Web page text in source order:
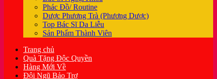
Phác Đồ/ Routine
Dược Phương Trà (Phương Dược)
Top Bác Sĩ Da Liễu
Sản Phẩm Thành Viên
Trang chủ
Quà Tặng Độc Quyền
Hàng Mới Về
Đội Ngũ Bảo Trợ